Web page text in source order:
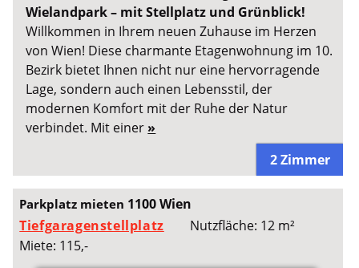
Wielandpark – mit Stellplatz und Grünblick!
Willkommen in Ihrem neuen Zuhause im Herzen
von Wien! Diese charmante Etagenwohnung im 10.
Bezirk bietet Ihnen nicht nur eine hervorragende
Lage, sondern auch einen Lebensstil, der
modernen Komfort mit der Ruhe der Natur
verbindet. Mit einer »
2 Zimmer
Parkplatz mieten 1100 Wien
Tiefgaragenstellplatz
Nutzfläche: 12 m²
Miete: 115,-